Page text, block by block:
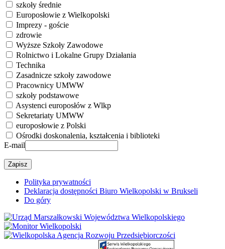
szkoły średnie
Europosłowie z Wielkopolski
Imprezy - goście
zdrowie
Wyższe Szkoły Zawodowe
Rolnictwo i Lokalne Grupy Działania
Technika
Zasadnicze szkoły zawodowe
Pracownicy UMWW
szkoły podstawowe
Asystenci europosłów z Wlkp
Sekretariaty UMWW
europosłowie z Polski
Ośrodki doskonalenia, kształcenia i biblioteki
E-mail
Polityka prywatności
Deklaracja dostępności Biuro Wielkopolski w Brukseli
Do góry